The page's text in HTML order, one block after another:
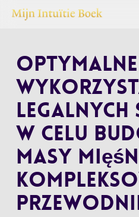
Skip
contentOptymalne
legalnych
w celu
masy